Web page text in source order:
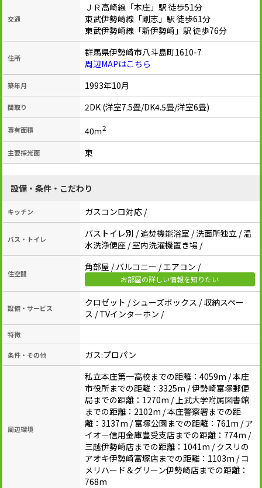
交通
ＪＲ高崎線「本庄」駅 徒歩51分
東武伊勢崎線「剛志」駅 徒歩61分
東武伊勢崎線「新伊勢崎」駅 徒歩76分
住所
群馬県伊勢崎市八斗島町1610-7
周辺MAPはこちら
築年月 1993年10月
間取り 2DK (洋室7.5畳/DK4.5畳/洋室6畳)
専有面積 40ｍ2
主要採光面 東
設備・条件・こだわり
キッチン ガスコンロ対応 /
バス・トイレ
バストイレ別 / 追焚機能浴室 / 洗面所独立 / 温
水洗浄便座 / 室内洗濯機置き場 /
住空間
角部屋 / バルコニー / エアコン /
お部屋の詳しい情報を知りたい
設備・サービス
クロゼット / シューズボックス / 収納スペー
ス / TVインターホン /
特徴
条件・その他 ガス:プロパン
周辺環境
私立本庄第一高校までの距離：4059m / 本庄
市役所までの距離：3325m / 伊勢崎富塚郵便
局までの距離：1270m / 上武大学附属図書館
までの距離：2102m / 本庄警察署までの距
離：3137m / 富塚公園までの距離：761m / ア
イオー信用金庫豊受支店までの距離：774m /
三越伊勢崎店までの距離：1041m / クスリの
アオキ伊勢崎富塚店までの距離：1103m / コ
メリハード＆グリーン伊勢崎店までの距離：
768m